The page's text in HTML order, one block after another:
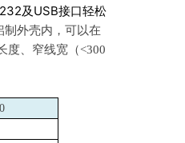
及USB接口轻松
制外壳内，可以在
度、窄线宽（<300